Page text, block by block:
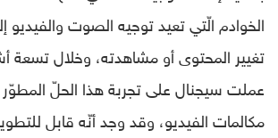
الخوادم الّتي تعيد توجيه الصوت والفيديو
تغيير المحتوى أو مشاهدته، وخلال تسعة
عملت سيجنال على تجربة هذا الحلّ
مكالمات الفيديو، وقد وجد أنّه قابل